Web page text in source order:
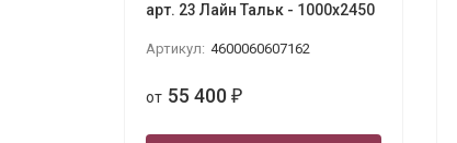
арт. 23 Лайн Тальк - 1000х2450
Артикул: 4600060607162
от 55 400 ₽